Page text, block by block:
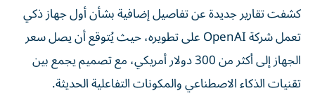
كشفت تقارير جديدة عن تفاصيل إضافية بشأن أول جهاز ذكي
تعمل شركة OpenAI على تطويره، حيث يُتوقع أن يصل سعر
الجهاز إلى أكثر من 300 دولار أمريكي، مع تصميم يجمع بين
تقنيات الذكاء الاصطناعي والمكونات التفاعلية الحديثة.